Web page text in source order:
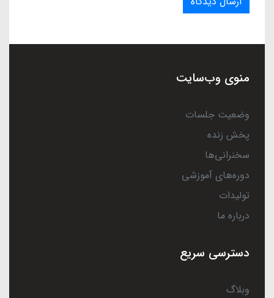
منوی وب‌سایت
وضعیت جلسات
پخش زنده
سخنرانی‌ها
دوره‌های آموزشی
تولیدات
درباره ما
دسترسی سریع
وبلاگ